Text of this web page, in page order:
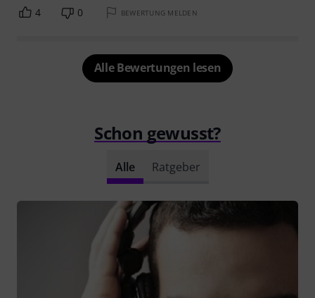
4 0 BEWERTUNG MELDEN
Alle Bewertungen lesen
Schon gewusst?
Alle Ratgeber